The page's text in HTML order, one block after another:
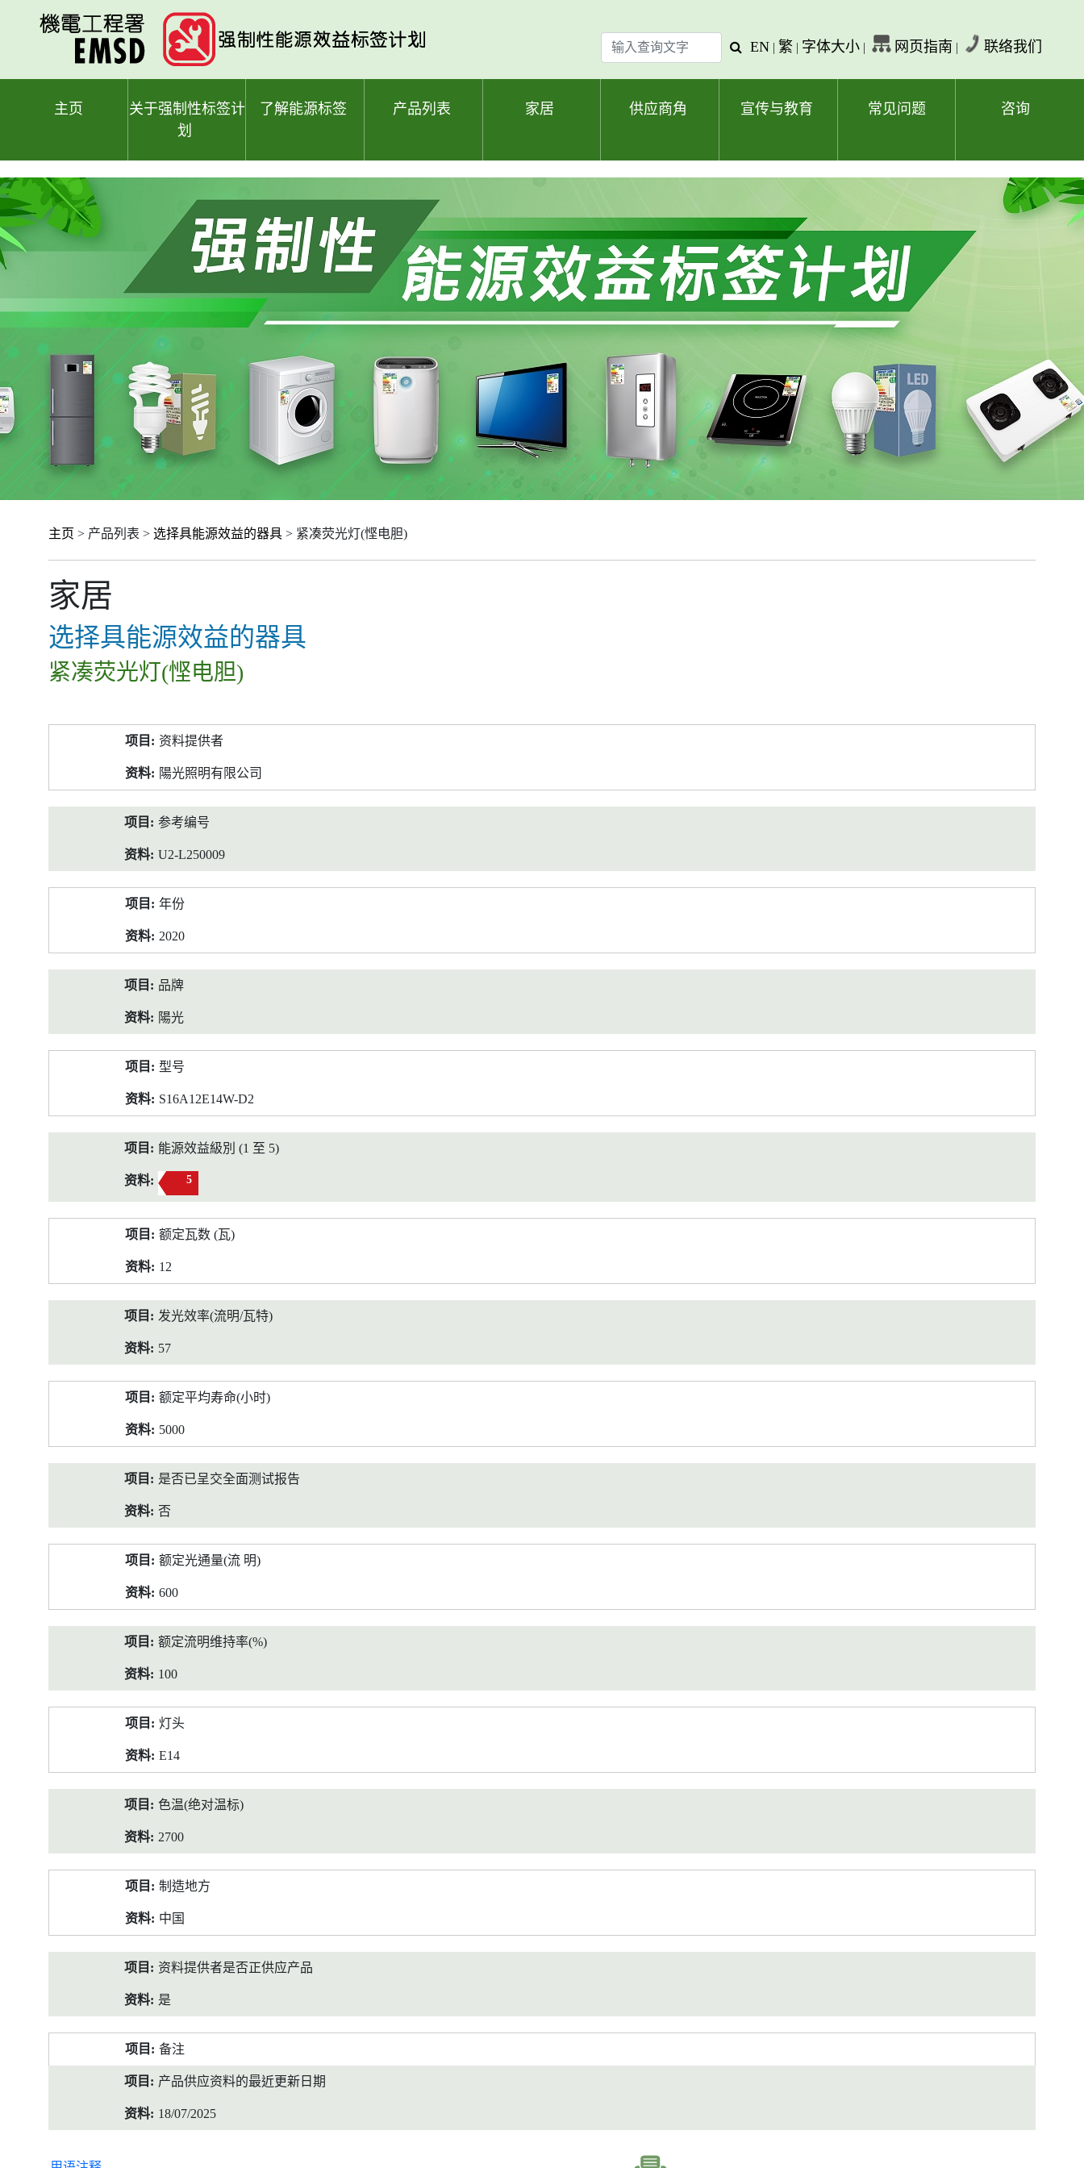
输
入
查
查
字
EN | 繁 | 字体大小 | 网页指南 | 联络我们
主页
关于强制性标签计
划
了解能源标签 产品列表 家居 供应商角 宣传与教育 常见问题 咨询
主页 > 产品列表 > 选择具能源效益的器具 > 紧凑荧光灯(悭电胆)
家居
选择具能源效益的器具
紧凑荧光灯(悭电胆)
料
资料提供者
陽光照明有限公司
参考编号
U2-L250009
年份
2020
品牌
陽光
型号
S16A12E14W-D2
能源效益級別 (1 至 5)
5
额定瓦数 (瓦)
12
发光效率(流明/瓦特)
57
额定平均寿命(小时)
5000
是否已呈交全面测试报告
否
额定光通量(流 明)
600
额定流明维持率(%)
100
灯头
E14
色温(绝对温标)
2700
制造地方
中国
资料提供者是否正供应产品
是
备注
产品供应资料的最近更新日期
18/07/2025